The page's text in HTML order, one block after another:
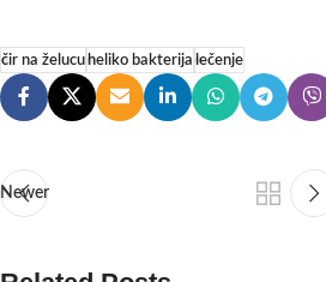
čir na želucuheliko bakterija lečenje
Newer